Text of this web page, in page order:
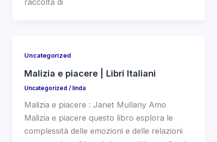
Uncategorized
Malizia e piacere | Libri Italiani
Uncategorized / linda
Malizia e piacere : Janet Mullany Amo
Malizia e piacere questo libro esplora le
complessità delle emozioni e delle relazioni